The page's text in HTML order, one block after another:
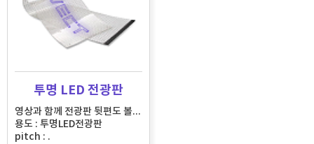
투명 LED 전광판
영상과 함께 전광판 뒷편도 볼 수 있는 특수 LED 전광판
용도 : 투명LED전광판
pitch : .